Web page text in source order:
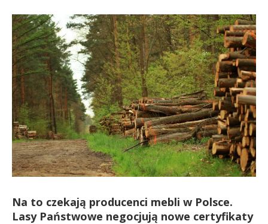
Na to czekają producenci mebli w Polsce.
Lasy Państwowe negocjują nowe certyfikaty